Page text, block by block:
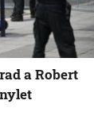
a Robert